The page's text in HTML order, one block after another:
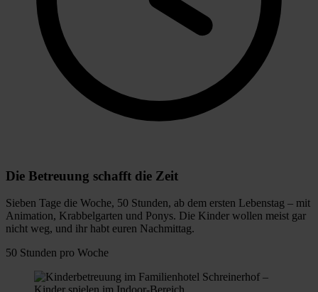
Die Betreuung schafft die Zeit
Sieben Tage die Woche, 50 Stunden, ab dem ersten Lebenstag – mit
Animation, Krabbelgarten und Ponys. Die Kinder wollen meist gar
nicht weg, und ihr habt euren Nachmittag.
50 Stunden pro Woche